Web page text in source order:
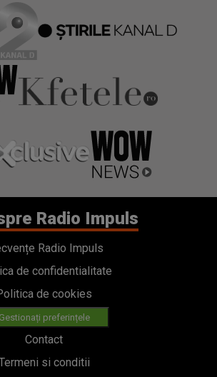
Radio Impuls
Radio Impuls
de confidentialitate
de cookies
Gestionați preferințele
Contact
si conditii